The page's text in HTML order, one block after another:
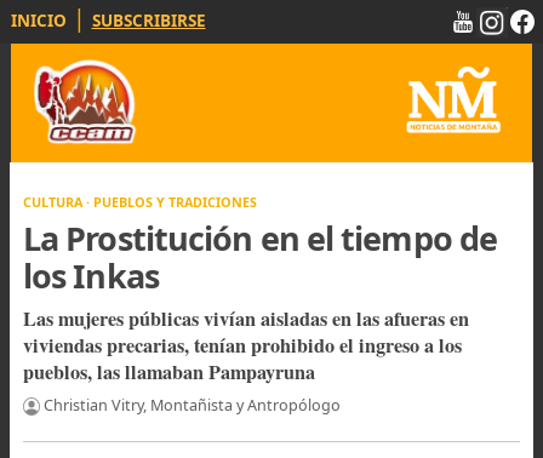
INICIO | SUBSCRIBIRSE
CULTURA · PUEBLOS Y TRADICIONES
La Prostitución en el tiempo
los Inkas
Las mujeres públicas vivían aisladas en las afueras en
viviendas precarias, tenían prohibido el ingreso a los
pueblos, las llamaban Pampayruna